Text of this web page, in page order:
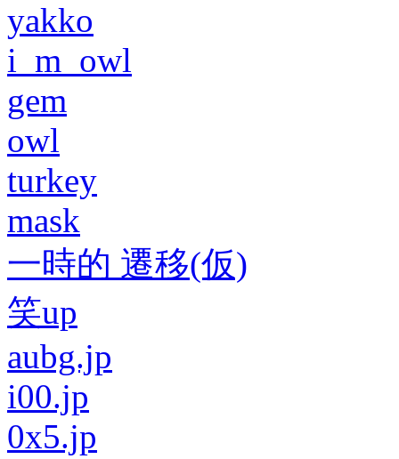
yakko
i_m_owl
gem
owl
turkey
mask
一時的 遷移(仮)
笑up
aubg.jp
i00.jp
0x5.jp